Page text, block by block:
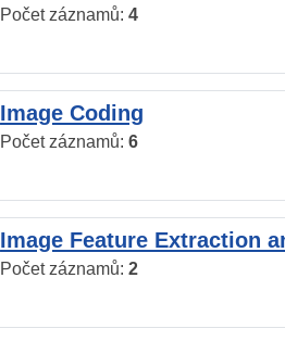
Počet záznamů: 4
Image Coding
Počet záznamů: 6
Image Feature Extraction
Počet záznamů: 2